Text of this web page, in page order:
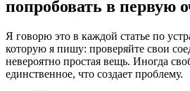
попробовать в первую
Я говорю это в каждой статье по
которую я пишу: проверяйте свои
невероятно простая вещь. Иногда
единственное, что создает проблему.